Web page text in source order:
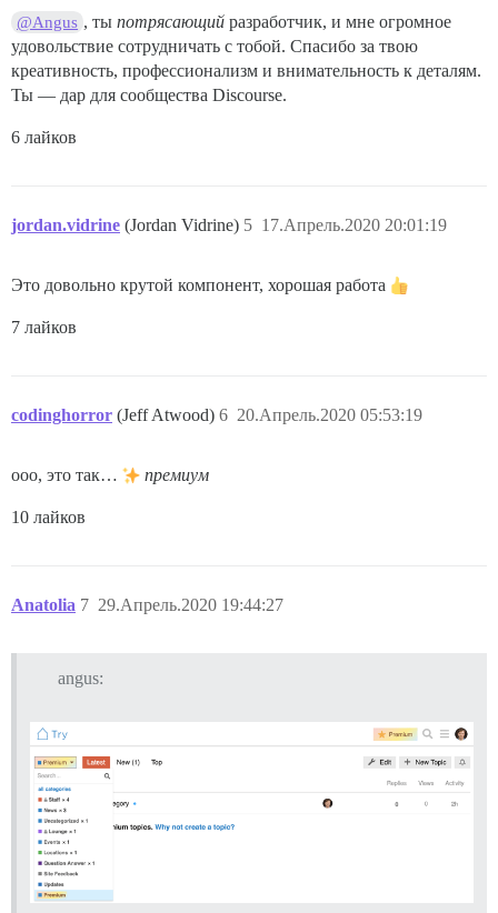
@Angus , тыпотрясающий разработчик, и мне огромное
удовольствие сотрудничать с тобой. Спасибо за твою
креативность, профессионализм и внимательность к деталям.
Ты — дар для сообщества Discourse.
6 лайков
jordan.vidrine (Jordan Vidrine) 17.Апрель.2020 20:01:19
5
Это довольно крутой компонент, хорошая работа
7 лайков
codinghorror (Jeff Atwood) 20.Апрель.2020 05:53:19
6
ооо, это так… премиум
10 лайков
Anatolia 29.Апрель.2020 19:44:27
7
angus: